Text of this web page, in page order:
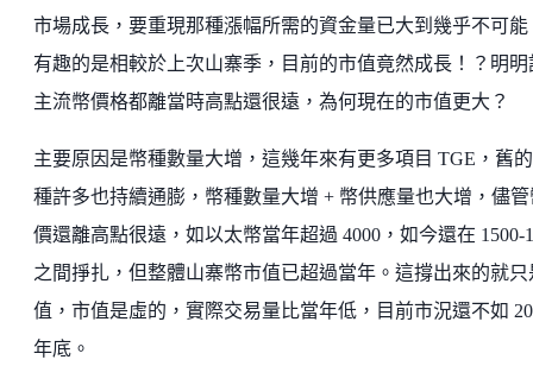
市場成長，要重現那種漲幅所需的資金量已大到幾乎不可能
有趣的是相較於上次山寨季，目前的市值竟然成長！？明明
主流幣價格都離當時高點還很遠，為何現在的市值更大？
主要原因是幣種數量大增，這幾年來有更多項目 TGE，舊
種許多也持續通膨，幣種數量大增 + 幣供應量也大增，儘管
價還離高點很遠，如以太幣當年超過 4000，如今還在 1500-
之間掙扎，但整體山寨幣市值已超過當年。這撐出來的就只
值，市值是虛的，實際交易量比當年低，目前市況還不如
年底。